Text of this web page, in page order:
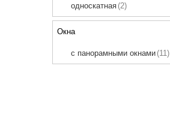
односкатная (2)
Окна
с панорамными окнами (11)